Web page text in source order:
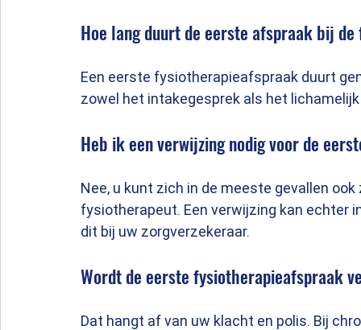
Hoe lang duurt de eerste afspraak bij
Een eerste fysiotherapieafspraak duurt
zowel het intakegesprek als het
Heb ik een verwijzing nodig voor de
Nee, u kunt zich in de meeste gevallen
fysiotherapeut. Een verwijzing kan echter
dit bij uw zorgverzekeraar.
Wordt de eerste fysiotherapieafspraak
Dat hangt af van uw klacht en polis. Bij